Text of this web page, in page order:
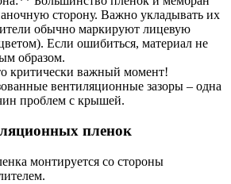
сторону. Важно укладывать их
обычно маркируют лицевую
Если ошибиться, материал не
образом.
критически важный момент!
вентиляционные зазоры – одна
проблем с крышей.
пленок
монтируется со стороны